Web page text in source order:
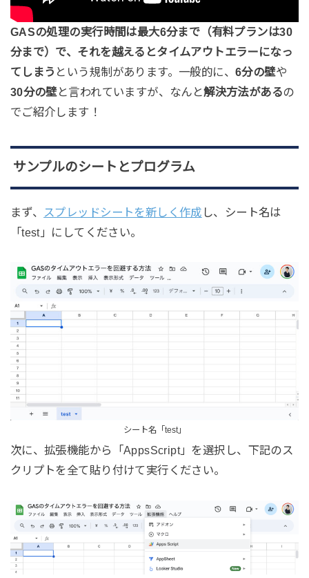
GASの処理の実行時間は最大6分まで（有料プランは30
分まで）で、それを越えるとタイムアウトエラーになっ
てしまう という規制があります。一般的に、6分の壁や
30分の壁と言われていますが、なんと解決方法があるの
でご紹介します！
サンプルのシートとプログラム
まず、 スプレッドシートを新しく作成 し、シート名は
「test」にしてください。
シート名「test」
次に、拡張機能から「AppsScript」を選択し、下記のス
クリプトを全て貼り付けて実行ください。